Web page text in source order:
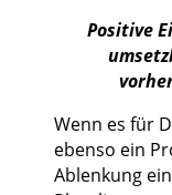
Positive
Wenn es für
ebenso ein
Ablenkung